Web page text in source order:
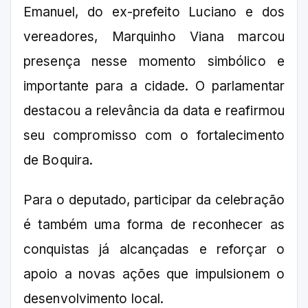
Emanuel, do ex-prefeito Luciano e dos
vereadores, Marquinho Viana marcou
presença nesse momento simbólico e
importante para a cidade. O parlamentar
destacou a relevância da data e reafirmou
seu compromisso com o fortalecimento
de Boquira.
Para o deputado, participar da celebração
é também uma forma de reconhecer as
conquistas já alcançadas e reforçar o
apoio a novas ações que impulsionem o
desenvolvimento local.